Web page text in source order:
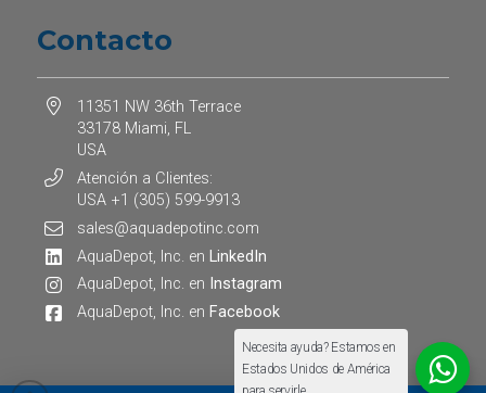
Contacto
11351 NW 36th Terrace
33178 Miami, FL
USA
Atención a Clientes:
USA +1 (305) 599-9913
sales@aquadepotinc.com
AquaDepot, Inc. en LinkedIn
AquaDepot, Inc. en Instagram
AquaDepot, Inc. enFacebook
Necesita ayuda? Estamos en
Estados Unidos de América